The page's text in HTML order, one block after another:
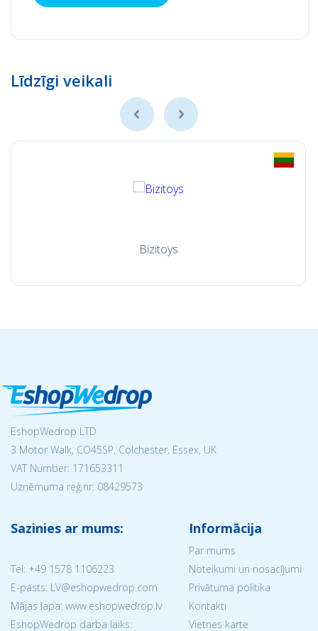
Līdzīgi veikali
Bizitoys
EshopWedrop LTD
3 Motor Walk, CO45SP, Colchester, Essex, UK
VAT Number: 171653311
Uzņēmuma reģ.nr: 08429573
Sazinies ar mums:
Tel: +49 1578 1106223
E-pasts: LV@eshopwedrop.com
Mājas lapa: www.eshopwedrop.lv
EshopWedrop darba laiks:
Informācija
Par mums
Noteikumi un nosacījumi
Privātuma politika
Kontakti
Vietnes karte